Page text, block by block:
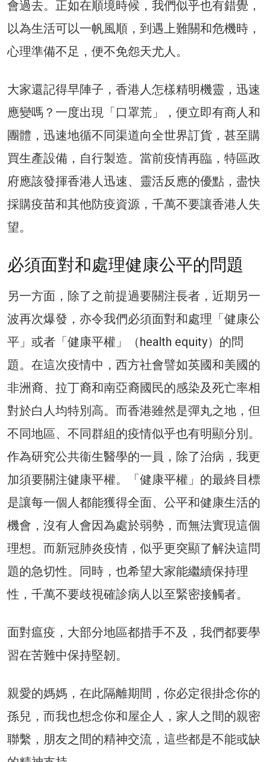
會過去。正如在順境時候，我們似乎也有錯覺，
以為生活可以一帆風順，到遇上難關和危機時，
心理準備不足，便不免怨天尤人。
大家還記得早陣子，香港人怎樣精明機靈，迅速
應變嗎？一度出現「口罩荒」，便立即有商人和
團體，迅速地循不同渠道向全世界訂貨，甚至購
買生產設備，自行製造。當前疫情再臨，特區政
府應該發揮香港人迅速、靈活反應的優點，盡快
採購疫苗和其他防疫資源，千萬不要讓香港人失
望。
必須面對和處理健康公平的問題
另一方面，除了之前提過要關注長者，近期另一
波再次爆發，亦令我們必須面對和處理「健康公
平」或者「健康平權」（health equity）的問
題。在這次疫情中，西方社會譬如英國和美國的
非洲裔、拉丁裔和南亞裔國民的感染及死亡率相
對於白人均特別高。而香港雖然是彈丸之地，但
不同地區、不同群組的疫情似乎也有明顯分別。
作為研究公共衞生醫學的一員，除了治病，我更
加須要關注健康平權。「健康平權」的最終目標
是讓每一個人都能獲得全面、公平和健康生活的
機會，沒有人會因為處於弱勢，而無法實現這個
理想。而新冠肺炎疫情，似乎更突顯了解決這問
題的急切性。同時，也希望大家能繼續保持理
性，千萬不要歧視確診病人以至緊密接觸者。
面對瘟疫，大部分地區都措手不及，我們都要學
習在苦難中保持堅韌。
親愛的媽媽，在此隔離期間，你必定很掛念你的
孫兒，而我也想念你和屋企人，家人之間的親密
聯繫，朋友之間的精神交流，這些都是不能或缺